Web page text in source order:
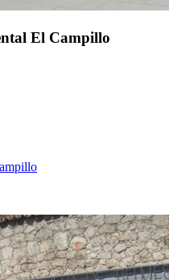
El Campillo